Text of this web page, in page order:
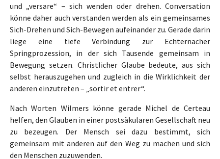
und „versare“ – sich wenden oder drehen. Conversation
könne daher auch verstanden werden als ein gemeinsames
Sich-Drehen und Sich-Bewegen aufeinander zu. Gerade darin
liege eine tiefe Verbindung zur Echternacher
Springprozession, in der sich Tausende gemeinsam in
Bewegung setzen. Christlicher Glaube bedeute, aus sich
selbst herauszugehen und zugleich in die Wirklichkeit der
anderen einzutreten – „sortir et entrer“.
Nach Worten Wilmers könne gerade Michel de Certeau
helfen, den Glauben in einer postsäkularen Gesellschaft neu
zu bezeugen. Der Mensch sei dazu bestimmt, sich
gemeinsam mit anderen auf den Weg zu machen und sich
den Menschen zuzuwenden.